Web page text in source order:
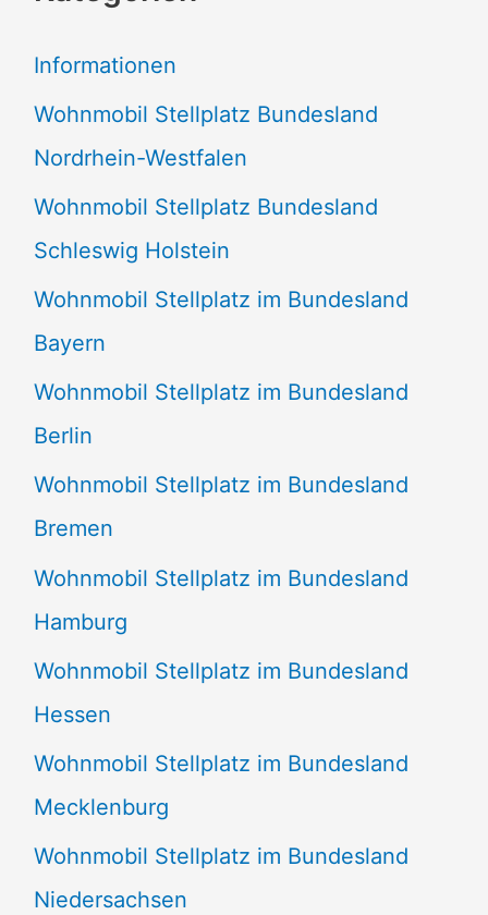
n
n
a
c
h
:
Informationen
Wohnmobil Stellplatz Bundesland
Nordrhein-Westfalen
Wohnmobil Stellplatz Bundesland
Schleswig Holstein
Wohnmobil Stellplatz im Bundesland
Bayern
Wohnmobil Stellplatz im Bundesland
Berlin
Wohnmobil Stellplatz im Bundesland
Bremen
Wohnmobil Stellplatz im Bundesland
Hamburg
Wohnmobil Stellplatz im Bundesland
Hessen
Wohnmobil Stellplatz im Bundesland
Mecklenburg
Wohnmobil Stellplatz im Bundesland
Niedersachsen